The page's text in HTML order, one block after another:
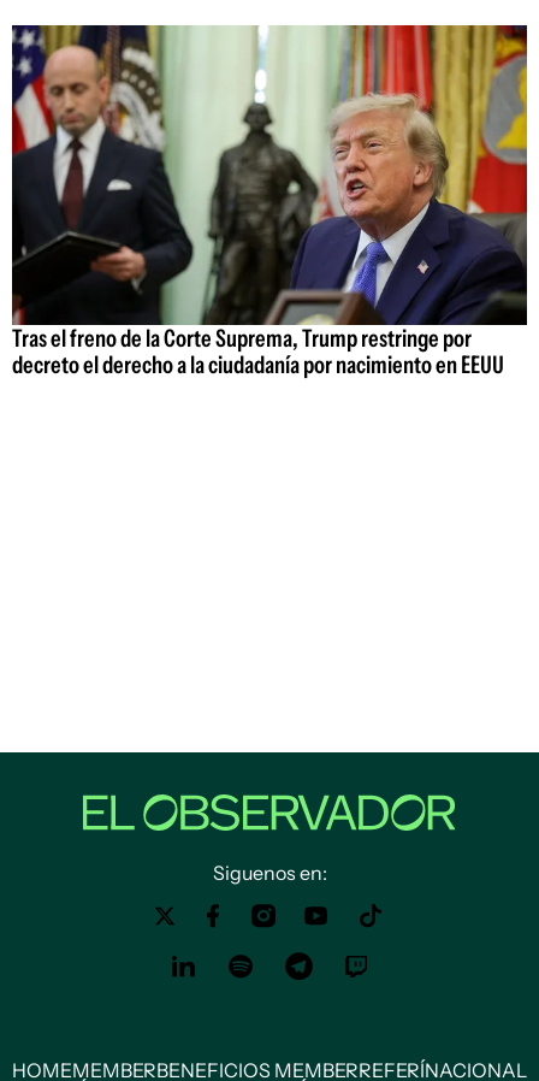
Tras el freno de la Corte Suprema, Trump restringe por
decreto el derecho a la ciudadanía por nacimiento en EEUU
Siguenos en:
HOMEMEMBERBENEFICIOS MEMBERREFERÍNACIONAL